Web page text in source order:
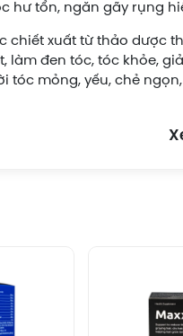
hư tổn, ngăn gãy rụng
chiết xuất từ thảo dược
làm đen tóc, tóc khỏe,
tóc mỏng, yếu, chẻ